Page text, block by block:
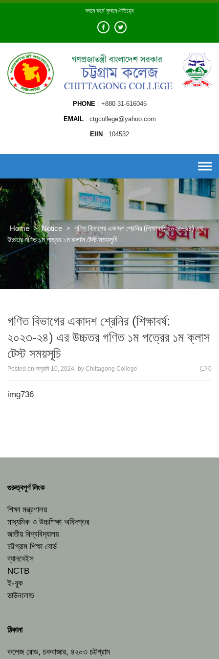
Skip
জ্ঞানে কর্মে সৃজনে ঐতিহ্যে
PHONE +880 31-616045
EMAIL ctgcollege@yahoo.com
EIIN 104532
Home > Notice > গণিত বিভাগের একাদশ শ্রেনির (শিক্ষাবর্ষ: ২০২৩-২৪) এর
উচ্চতর গণিত ১ম পত্রের ১ম ক্লাস টেস্ট সময়সূচি
গণিত বিভাগের একাদশ শ্রেনির (শিক্ষাবর্ষ:
২০২৩-২৪) এর উচ্চতর গণিত ১ম পত্রের ১ম ক্লাস
টেস্ট সময়সূচি
Posted on জানুয়ারি 10, 2024 by Chittagong College 0
img736
গুরুত্বপূর্ণ লিংক
শিক্ষা মন্ত্রণালয়
মাধ্যমিক ও উচ্চশিক্ষা অধিদপ্তর
জাতীয় বিশ্ববিদ্যালয়
চট্টগ্রাম শিক্ষা বোর্ড
ব্যানবেইস
NCTB
ই-বুক
ডাউনলোড
ঠিকানা
কলেজ রোড, চকবাজার, ৪২০৩ চট্টগ্রাম